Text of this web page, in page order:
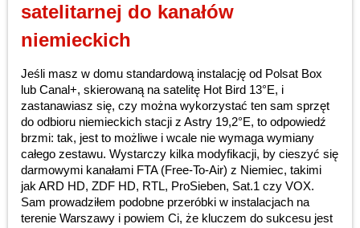
satelitarnej do kanałów
niemieckich
Jeśli masz w domu standardową instalację od Polsat Box
lub Canal+, skierowaną na satelitę Hot Bird 13°E, i
zastanawiasz się, czy można wykorzystać ten sam sprzęt
do odbioru niemieckich stacji z Astry 19,2°E, to odpowiedź
brzmi: tak, jest to możliwe i wcale nie wymaga wymiany
całego zestawu. Wystarczy kilka modyfikacji, by cieszyć się
darmowymi kanałami FTA (Free-To-Air) z Niemiec, takimi
jak ARD HD, ZDF HD, RTL, ProSieben, Sat.1 czy VOX.
Sam prowadziłem podobne przeróbki w instalacjach na
terenie Warszawy i powiem Ci, że kluczem do sukcesu jest